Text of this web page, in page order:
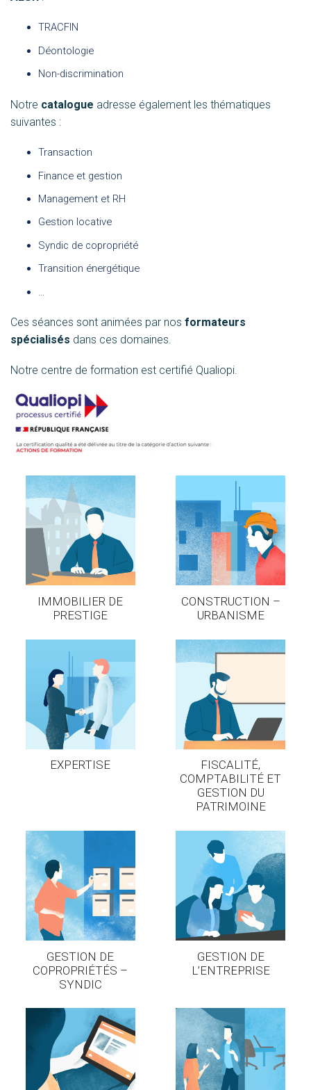
TRACFIN
Déontologie
Non-discrimination
Notre catalogue adresse également les thématiques
suivantes :
Transaction
Finance et gestion
Management et RH
Gestion locative
Syndic de copropriété
Transition énergétique
…
Ces séances sont animées par nos formateurs
spécialisés dans ces domaines.
Notre centre de formation est certifié Qualiopi.
IMMOBILIER DE
PRESTIGE
CONSTRUCTION –
URBANISME
EXPERTISE
FISCALITÉ,
COMPTABILITÉ ET
GESTION DU
PATRIMOINE
GESTION DE
COPROPRIÉTÉS –
SYNDIC
GESTION DE
L’ENTREPRISE